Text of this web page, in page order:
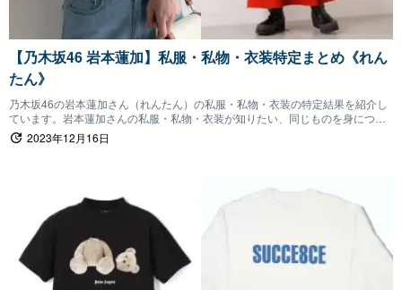
【乃木坂46 岩本蓮加】私服・私物・衣装特定まとめ《れん
たん》
乃木坂46の岩本蓮加さん（れんたん）の私服・私物・衣装の特定結果を紹介し
ています。岩本蓮加さんの私服・私物・衣装が知りたい、同じものを身につけ
たいファンの方は参考にしていただけると嬉しいです。
2023年12月16日